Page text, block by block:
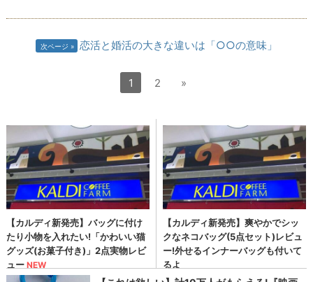
次ページ 恋活と婚活の大きな違いは「○○の意味」
1 2 »